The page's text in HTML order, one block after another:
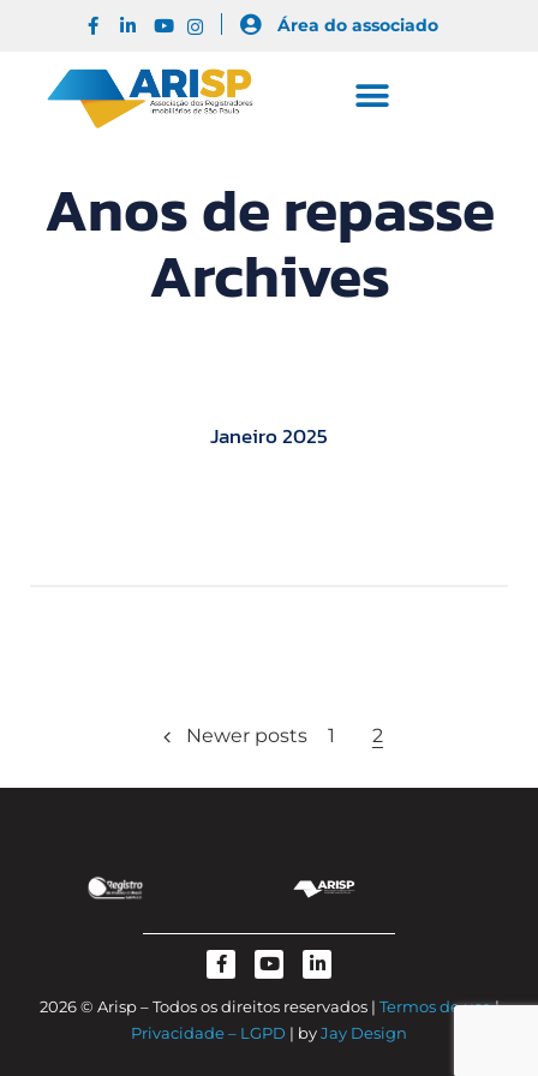
Área do associado
Anos de repasse
Archives
Janeiro 2025
Newer posts 1 2
2026 © Arisp – Todos os direitos reservados | Termos de uso|
Privacidade – LGPD | byJay Design